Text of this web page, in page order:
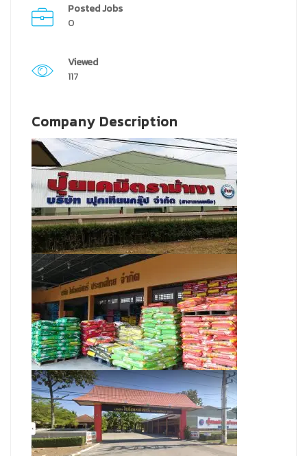
Posted Jobs
0
Viewed
117
Company Description